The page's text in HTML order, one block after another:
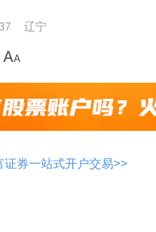
辽宁
券一站式开户交易>>